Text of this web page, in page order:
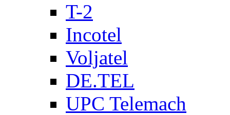
T-2
Incotel
Voljatel
DE.TEL
UPC Telemach